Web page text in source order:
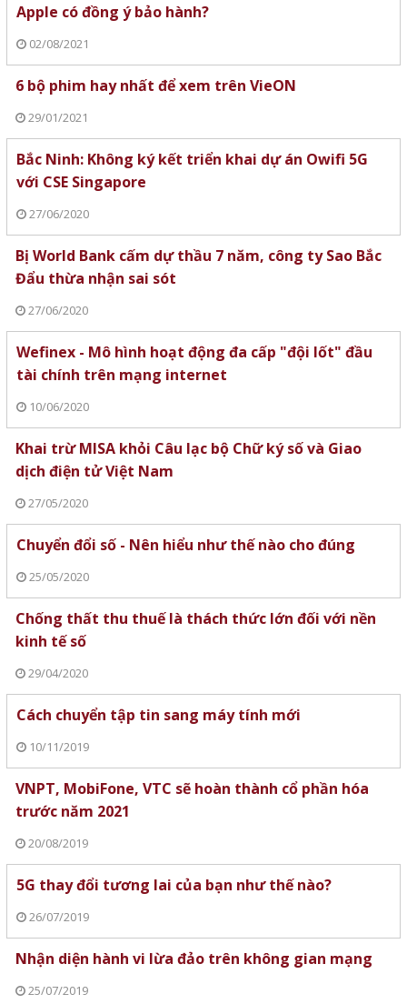
Apple có đồng ý bảo hành?
02/08/2021
6 bộ phim hay nhất để xem trên VieON
29/01/2021
Bắc Ninh: Không ký kết triển khai dự án Owifi 5G
với CSE Singapore
27/06/2020
Bị World Bank cấm dự thầu 7 năm, công ty Sao Bắc
Đẩu thừa nhận sai sót
27/06/2020
Wefinex - Mô hình hoạt động đa cấp "đội lốt" đầu
tài chính trên mạng internet
10/06/2020
Khai trừ MISA khỏi Câu lạc bộ Chữ ký số và Giao
dịch điện tử Việt Nam
27/05/2020
Chuyển đổi số - Nên hiểu như thế nào cho đúng
25/05/2020
Chống thất thu thuế là thách thức lớn đối với nền
kinh tế số
29/04/2020
Cách chuyển tập tin sang máy tính mới
10/11/2019
VNPT, MobiFone, VTC sẽ hoàn thành cổ phần hóa
trước năm 2021
20/08/2019
5G thay đổi tương lai của bạn như thế nào?
26/07/2019
Nhận diện hành vi lừa đảo trên không gian mạng
25/07/2019